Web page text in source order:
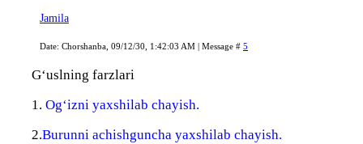
Jamila
Date: Chorshanba, 09/12/30, 1:42:03 AM | Message # 5
G‘uslning farzlari
1. Og‘izni yaxshilab chayish.
2.Burunni achishguncha yaxshilab chayish.